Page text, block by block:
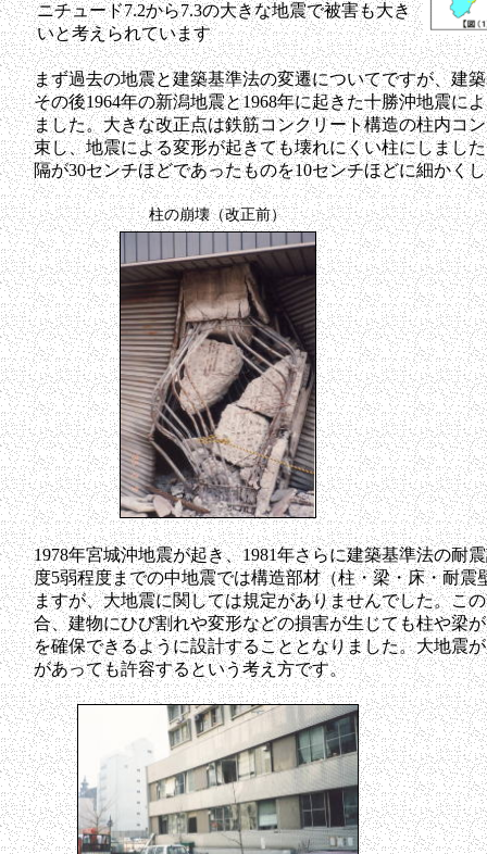
ニチュード7.2から7.3の大きな地震で被害も大き
いと考えられています
まず過去の地震と建築基準法の変遷についてですが、建
その後1964年の新潟地震と1968年に起きた十勝沖地震に
ました。大きな改正点は鉄筋コンクリート構造の柱内コ
束し、地震による変形が起きても壊れにくい柱にしまし
隔が30センチほどであったものを10センチほどに細かく
柱の崩壊（改正前）
1978年宮城沖地震が起き、1981年さらに建築基準法の耐
度5弱程度までの中地震では構造部材（柱・梁・床・耐
ますが、大地震に関しては規定がありませんでした。こ
合、建物にひび割れや変形などの損害が生じても柱や梁
を確保できるように設計することとなりました。大地震
があっても許容するという考え方です。